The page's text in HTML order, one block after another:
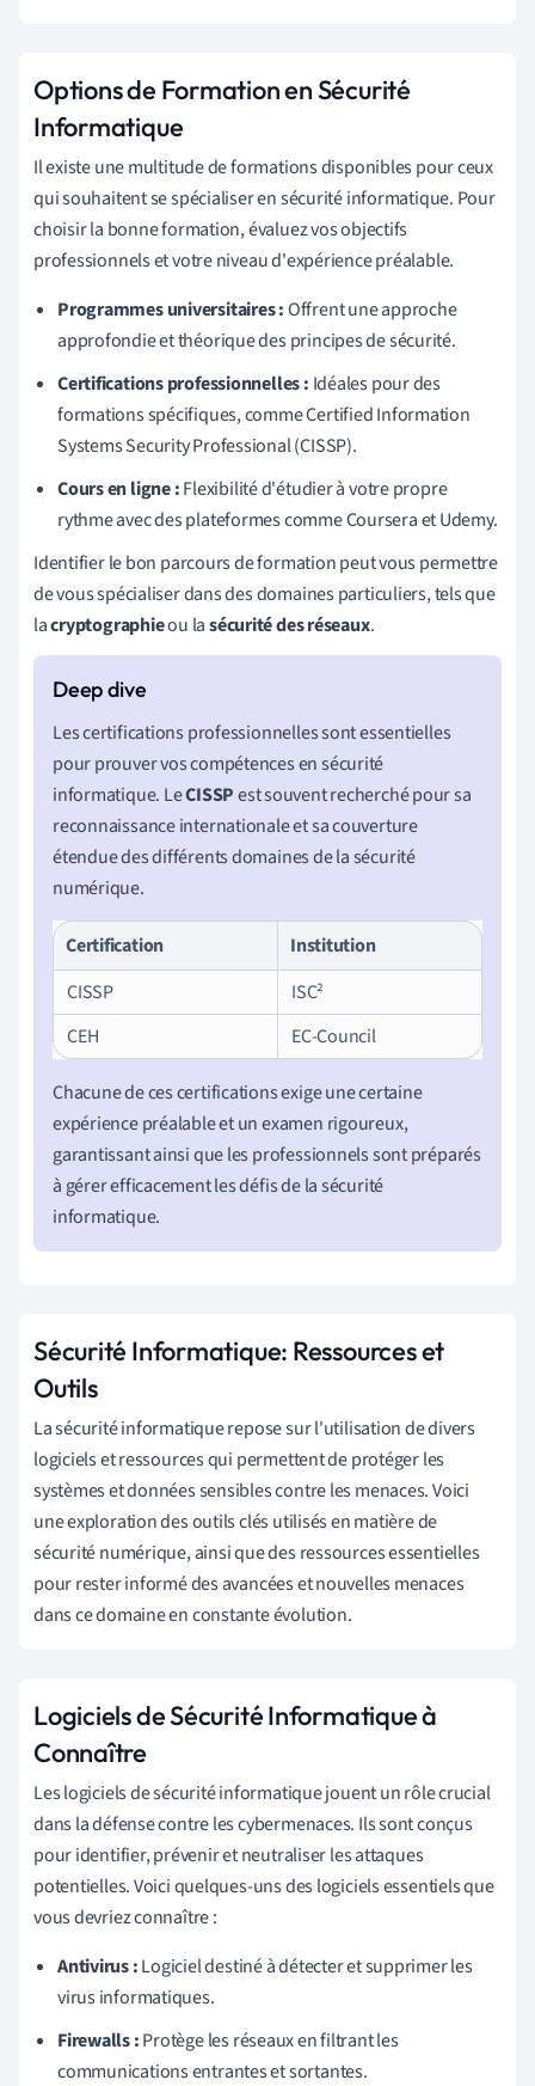
Options de Formation en Sécurité
Informatique
Il existe une multitude de formations disponibles pour ceux
qui souhaitent se spécialiser en sécurité informatique. Pour
choisir la bonne formation, évaluez vos objectifs
professionnels et votre niveau d'expérience préalable.
Programmes universitaires :Offrent une approche
approfondie et théorique des principes de sécurité.
Certifications professionnelles : Idéales pour des
formations spécifiques, comme Certified Information
Systems Security Professional (CISSP).
Cours en ligne :Flexibilité d'étudier à votre propre
rythme avec des plateformes comme Coursera et Udemy.
Identifier le bon parcours de formation peut vous permettre
de vous spécialiser dans des domaines particuliers, tels que
lacryptographieou lasécurité des réseaux.
Les certifications professionnelles sont essentielles
pour prouver vos compétences en sécurité
informatique. LeCISSPest souvent recherché pour sa
reconnaissance internationale et sa couverture
étendue des différents domaines de la sécurité
numérique.
Certification
Institution
CISSP
ISC²
CEH
EC-Council
Chacune de ces certifications exige une certaine
expérience préalable et un examen rigoureux,
garantissant ainsi que les professionnels sont préparés
à gérer efficacement les défis de la sécurité
informatique.
Sécurité Informatique: Ressources et
Outils
La sécurité informatique repose sur l'utilisation de divers
logiciels et ressources qui permettent de protéger les
systèmes et données sensibles contre les menaces. Voici
une exploration des outils clés utilisés en matière de
sécurité numérique, ainsi que des ressources essentielles
pour rester informé des avancées et nouvelles menaces
dans ce domaine en constante évolution.
Logiciels de Sécurité Informatique à
Connaître
Les logiciels de sécurité informatique jouent un rôle crucial
dans la défense contre les cybermenaces. Ils sont conçus
pour identifier, prévenir et neutraliser les attaques
potentielles. Voici quelques-uns des logiciels essentiels que
vous devriez connaître :
Antivirus :Logiciel destiné à détecter et supprimer les
virus informatiques.
Firewalls :Protège les réseaux en filtrant les
communications entrantes et sortantes.